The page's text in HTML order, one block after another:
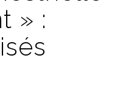
» :